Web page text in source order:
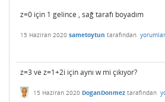
z=0 için 1 gelince , sağ tarafı boyadım
15 Haziran 2020 sametoytun tarafından
z=3 ve z=1+2i için aynı w mi çıkıyor?
15 Haziran 2020 DoganDonmez tarafından